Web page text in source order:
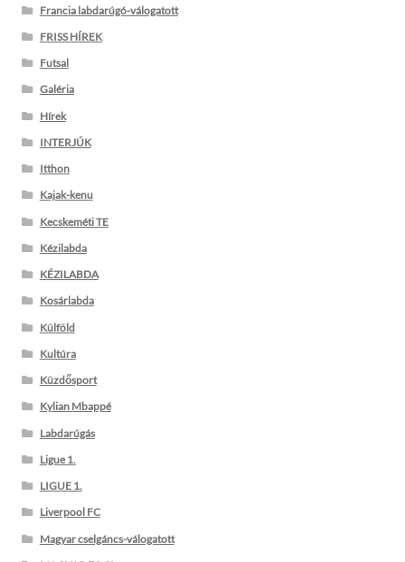
Francia labdarúgó-válogatott
FRISS HÍREK
Futsal
Galéria
Hírek
INTERJÚK
Itthon
Kajak-kenu
Kecskeméti TE
Kézilabda
KÉZILABDA
Kosárlabda
Külföld
Kultúra
Küzdősport
Kylian Mbappé
Labdarúgás
Ligue 1.
LIGUE 1.
Liverpool FC
Magyar cselgáncs-válogatott